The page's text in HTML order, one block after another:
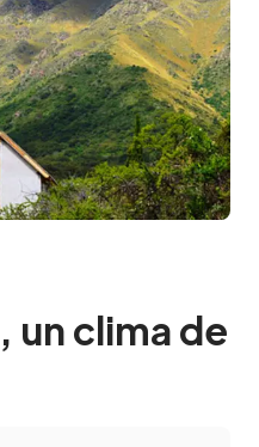
un clima de